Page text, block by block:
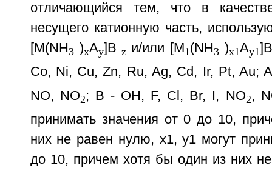
отличающийся тем, что в
несущего катионную часть,
[М(NH3 )хАу]В z и/или [M1(NH3 )x1Aу1
Co, Ni, Cu, Zn, Ru, Ag, Cd, Ir, Pt, Au;
NO, NO2; В - ОН, F, Cl, Br, I, NO2,
принимать значения от 0 до 10,
них не равен нулю, х1, у1 могут
до 10, причем хотя бы один из них